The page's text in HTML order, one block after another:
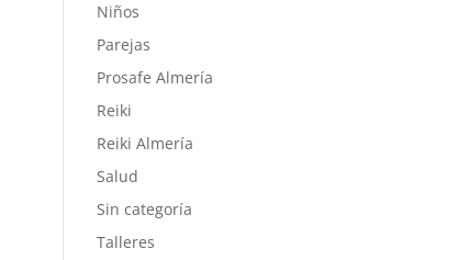
Niños
Parejas
Prosafe Almería
Reiki
Reiki Almería
Salud
Sin categoría
Talleres